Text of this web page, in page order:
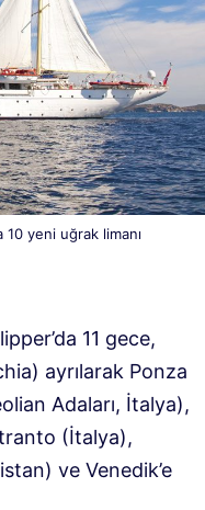
yeni uğrak limanı
11 gece,
ayrılarak Ponza
Adaları, İtalya),
(İtalya),
ve Venedik’e